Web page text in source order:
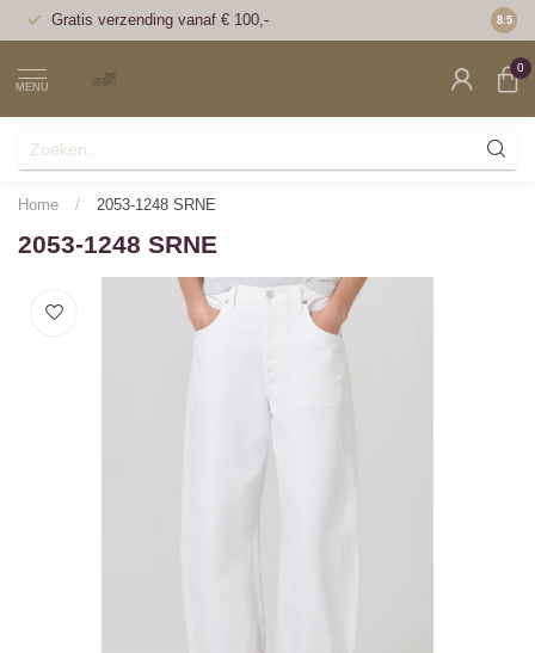
Gratis verzending vanaf € 100,- Voor
8.5
MENU
0
Home / 2053-1248 SRNE
2053-1248 SRNE